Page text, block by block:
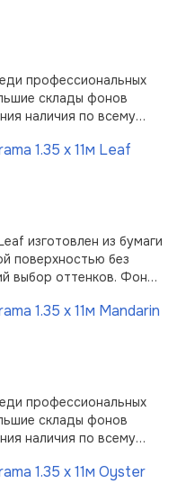
профессиональных
склады фонов
наличия по всему
палитра цветовСамый
подлежит в …
1.35 x 11м Leaf
изготовлен из бумаги
поверхностью без
выбор оттенков. Фон
среди фотографов.
вертикальное
1.35 x 11м Mandarin
профессиональных
склады фонов
наличия по всему
палитра цветовСамый
подлежит в …
1.35 x 11м Oyster